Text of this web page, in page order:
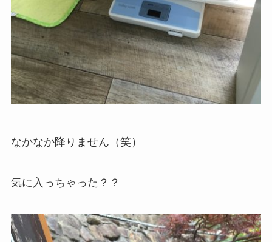
なかなか降りません（笑）
気に入っちゃった？？